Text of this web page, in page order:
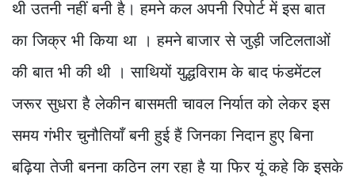
थी उतनी नहीं बनी है। हमने कल अपनी रिपोर्ट में इस बात
का जिक्र भी किया था । हमने बाजार से जुड़ी जटिलताओं
की बात भी की थी । साथियों युद्धविराम के बाद फंडमेंटल
जरूर सुधरा है लेकीन बासमती चावल निर्यात को लेकर इस
समय गंभीर चुनौतियाँ बनी हुई हैं जिनका निदान हुए बिना
बढ़िया तेजी बनना कठिन लग रहा है या फिर यूं कहे कि इसके